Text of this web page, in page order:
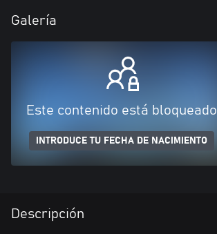
Galería
Este contenido está bloqueado
INTRODUCE TU FECHA DE NACIMIENTO
Descripción